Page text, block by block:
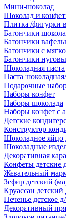
Мини-шоколад
Шоколад и
Плитка /фигурки
Батончики
Батончики
Батончики с
Батончики
Шоколадная паста
Паста
Подарочные
Наборы конфет
Наборы шоколада
Наборы конфет с
Детские
Конструктор
Шоколадное яйцо
Шоколадные
Декоративная
Конфеты детские
Жевательный
Зефир детский
Круассан детский
Печенье детское
Декоративный